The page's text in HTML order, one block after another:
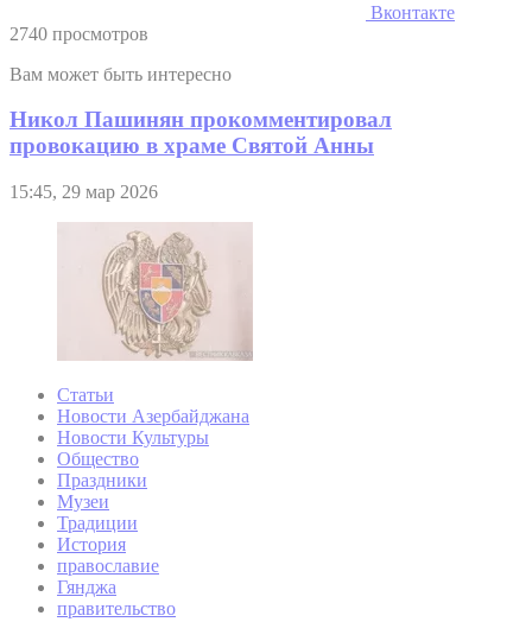
Вконтакте
2740 просмотров
Вам может быть интересно
Никол Пашинян прокомментировал
провокацию в храме Святой Анны
15:45, 29 мар 2026
Статьи
Новости Азербайджана
Новости Культуры
Общество
Праздники
Музеи
Традиции
История
православие
Гянджа
правительство